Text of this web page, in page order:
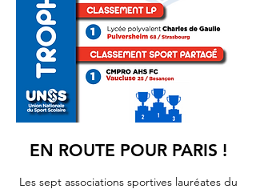
EN ROUTE POUR PARIS !
Les sept associations sportives lauréates du